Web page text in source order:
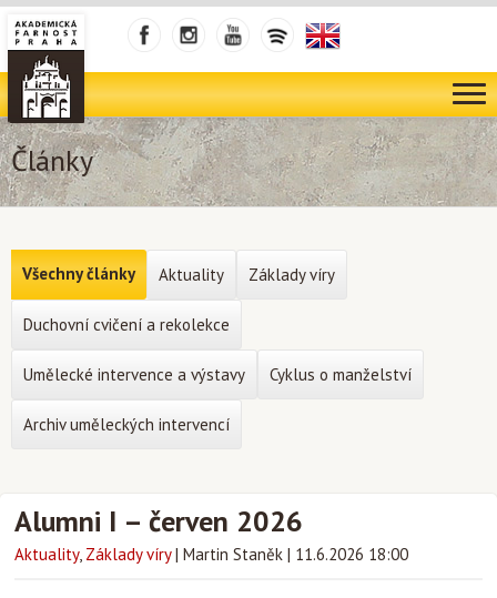
Články
Alumni I – červen 2026
Aktuality, Základy víry | Martin Staněk | 11.6.2026 18:00
Všechny články Aktuality Základy víry
Duchovní cvičení a rekolekce
Umělecké intervence a výstavy Cyklus o manželství
Archiv uměleckých intervencí